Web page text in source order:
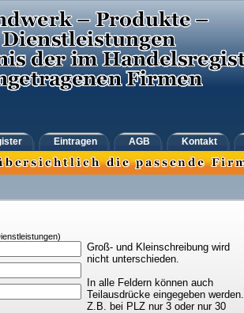
Eintragen AGB Kontakt
Groß- und Kleinschreibung wird
nicht unterschieden.
In alle Feldern können auch
Teilausdrücke eingegeben werden.
Z.B. bei PLZ nur 3 oder nur 30